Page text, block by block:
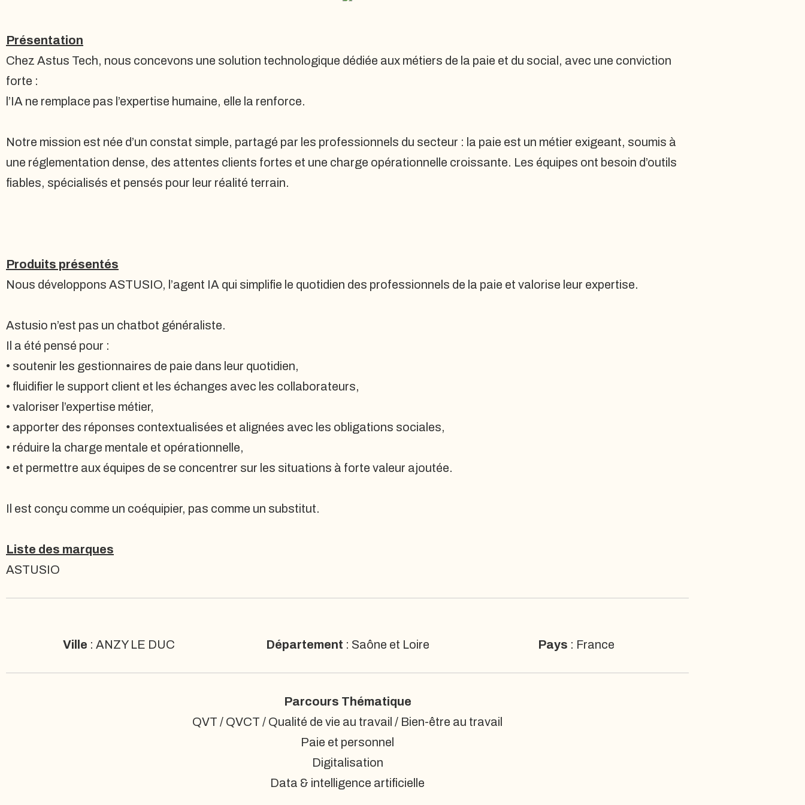
Présentation
Chez Astus Tech, nous concevons une solution technologique dédiée aux métiers de la paie et du social, avec une conviction
forte :
l’IA ne remplace pas l’expertise humaine, elle la renforce.
Notre mission est née d’un constat simple, partagé par les professionnels du secteur : la paie est un métier exigeant, soumis à
une réglementation dense, des attentes clients fortes et une charge opérationnelle croissante. Les équipes ont besoin d’outils
fiables, spécialisés et pensés pour leur réalité terrain.
Produits présentés
Nous développons ASTUSIO, l’agent IA qui simplifie le quotidien des professionnels de la paie et valorise leur expertise.
Astusio n’est pas un chatbot généraliste.
Il a été pensé pour :
• soutenir les gestionnaires de paie dans leur quotidien,
• fluidifier le support client et les échanges avec les collaborateurs,
• valoriser l’expertise métier,
• apporter des réponses contextualisées et alignées avec les obligations sociales,
• réduire la charge mentale et opérationnelle,
• et permettre aux équipes de se concentrer sur les situations à forte valeur ajoutée.
Il est conçu comme un coéquipier, pas comme un substitut.
Liste des marques
ASTUSIO
Ville : ANZY LE DUC Département : Saône et Loire Pays : France
Parcours Thématique
QVT / QVCT / Qualité de vie au travail / Bien-être au travail
Paie et personnel
Digitalisation
Data & intelligence artificielle